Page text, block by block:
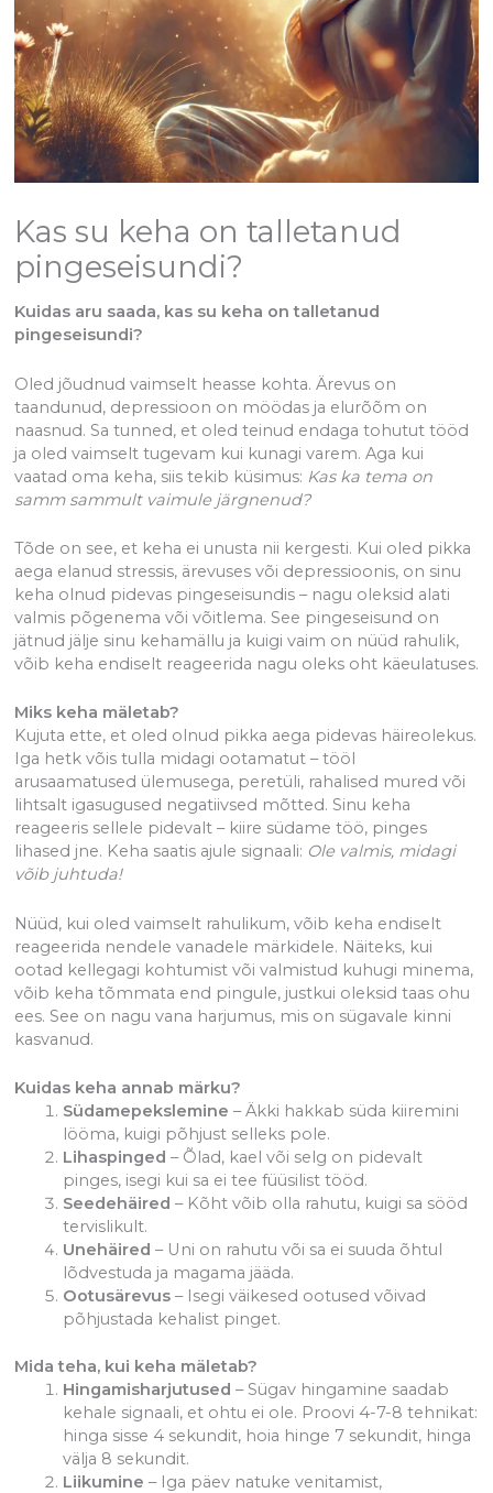
Kas su keha on talletanud
pingeseisundi?
Kuidas aru saada, kas su keha on talletanud
pingeseisundi?
Oled jõudnud vaimselt heasse kohta. Ärevus on
taandunud, depressioon on möödas ja elurõõm on
naasnud. Sa tunned, et oled teinud endaga tohutut tööd
ja oled vaimselt tugevam kui kunagi varem. Aga kui
vaatad oma keha, siis tekib küsimus: Kas ka tema on
samm sammult vaimule järgnenud?
Tõde on see, et keha ei unusta nii kergesti. Kui oled pikka
aega elanud stressis, ärevuses või depressioonis, on sinu
keha olnud pidevas pingeseisundis – nagu oleksid alati
valmis põgenema või võitlema. See pingeseisund on
jätnud jälje sinu kehamällu ja kuigi vaim on nüüd rahulik,
võib keha endiselt reageerida nagu oleks oht käeulatuses.
Miks keha mäletab?
Kujuta ette, et oled olnud pikka aega pidevas häireolekus.
Iga hetk võis tulla midagi ootamatut – tööl
arusaamatused ülemusega, peretüli, rahalised mured või
lihtsalt igasugused negatiivsed mõtted. Sinu keha
reageeris sellele pidevalt – kiire südame töö, pinges
lihased jne. Keha saatis ajule signaali: Ole valmis, midagi
võib juhtuda!
Nüüd, kui oled vaimselt rahulikum, võib keha endiselt
reageerida nendele vanadele märkidele. Näiteks, kui
ootad kellegagi kohtumist või valmistud kuhugi minema,
võib keha tõmmata end pingule, justkui oleksid taas ohu
ees. See on nagu vana harjumus, mis on sügavale kinni
kasvanud.
Kuidas keha annab märku?
Südamepekslemine – Äkki hakkab süda kiiremini
lööma, kuigi põhjust selleks pole.
Lihaspinged – Õlad, kael või selg on pidevalt
pinges, isegi kui sa ei tee füüsilist tööd.
Seedehäired – Kõht võib olla rahutu, kuigi sa sööd
tervislikult.
Unehäired – Uni on rahutu või sa ei suuda õhtul
lõdvestuda ja magama jääda.
Ootusärevus– Isegi väikesed ootused võivad
põhjustada kehalist pinget.
Mida teha, kui keha mäletab?
Hingamisharjutused – Sügav hingamine saadab
kehale signaali, et ohtu ei ole. Proovi 4-7-8 tehnikat:
hinga sisse 4 sekundit, hoia hinge 7 sekundit, hinga
välja 8 sekundit.
Liikumine – Iga päev natuke venitamist,